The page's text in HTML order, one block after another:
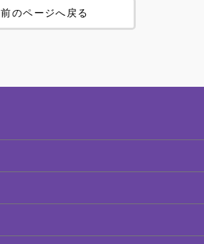
前のページへ戻る